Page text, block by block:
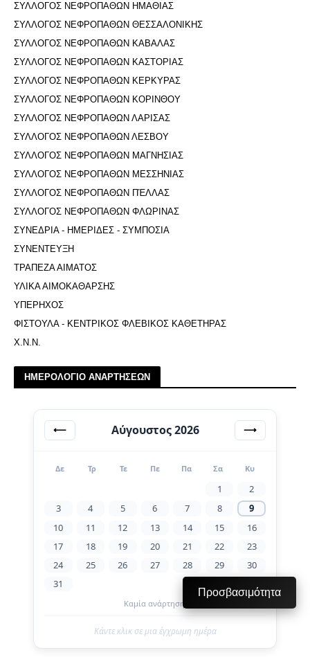
ΣΥΛΛΟΓΟΣ ΝΕΦΡΟΠΑΘΩΝ ΗΜΑΘΙΑΣ
ΣΥΛΛΟΓΟΣ ΝΕΦΡΟΠΑΘΩΝ ΘΕΣΣΑΛΟΝΙΚΗΣ
ΣΥΛΛΟΓΟΣ ΝΕΦΡΟΠΑΘΩΝ ΚΑΒΑΛΑΣ
ΣΥΛΛΟΓΟΣ ΝΕΦΡΟΠΑΘΩΝ ΚΑΣΤΟΡΙΑΣ
ΣΥΛΛΟΓΟΣ ΝΕΦΡΟΠΑΘΩΝ ΚΕΡΚΥΡΑΣ
ΣΥΛΛΟΓΟΣ ΝΕΦΡΟΠΑΘΩΝ ΚΟΡΙΝΘΟΥ
ΣΥΛΛΟΓΟΣ ΝΕΦΡΟΠΑΘΩΝ ΛΑΡΙΣΑΣ
ΣΥΛΛΟΓΟΣ ΝΕΦΡΟΠΑΘΩΝ ΛΕΣΒΟΥ
ΣΥΛΛΟΓΟΣ ΝΕΦΡΟΠΑΘΩΝ ΜΑΓΝΗΣΙΑΣ
ΣΥΛΛΟΓΟΣ ΝΕΦΡΟΠΑΘΩΝ ΜΕΣΣΗΝΙΑΣ
ΣΥΛΛΟΓΟΣ ΝΕΦΡΟΠΑΘΩΝ ΠΈΛΛΑΣ
ΣΥΛΛΟΓΟΣ ΝΕΦΡΟΠΑΘΩΝ ΦΛΩΡΙΝΑΣ
ΣΥΝΕΔΡΙΑ - ΗΜΕΡΙΔΕΣ - ΣΥΜΠΟΣΙΑ
ΣΥΝΕΝΤΕΥΞΗ
ΤΡΑΠΕΖΑ ΑΙΜΑΤΟΣ
ΥΛΙΚΑ ΑΙΜΟΚΑΘΑΡΣΗΣ
ΥΠΕΡΗΧΟΣ
ΦΙΣΤΟΥΛΑ - ΚΕΝΤΡΙΚΟΣ ΦΛΕΒΙΚΟΣ ΚΑΘΕΤΗΡΑΣ
Χ.Ν.Ν.
ΗΜΕΡΟΛΟΓΙΟ ΑΝΑΡΤΗΣΕΩΝ
⟵ Αύγουστος 2026 ⟶
Δε Τρ Τε Πε Πα Σα Κυ
1
2
3
4 5 6 7 8
9
10
11 12 13 14 15
16
17
18 19 20 21 22
23
24
25 26 27 28 29
30
31
Καμία ανάρτηση.
Κάντε κλικ σε μια έγχρωμη ημέρα
Προσβασιμότητα